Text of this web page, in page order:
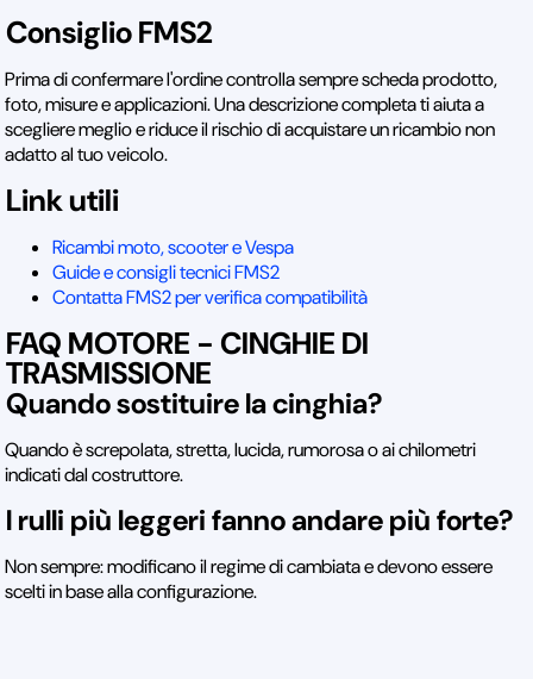
Consiglio FMS2
Prima di confermare l'ordine controlla sempre scheda prodotto,
foto, misure e applicazioni. Una descrizione completa ti aiuta a
scegliere meglio e riduce il rischio di acquistare un ricambio non
adatto al tuo veicolo.
Link utili
Ricambi moto, scooter e Vespa
Guide e consigli tecnici FMS2
Contatta FMS2 per verifica compatibilità
FAQ MOTORE - CINGHIE DI
TRASMISSIONE
Quando sostituire la cinghia?
Quando è screpolata, stretta, lucida, rumorosa o ai chilometri
indicati dal costruttore.
I rulli più leggeri fanno andare più forte?
Non sempre: modificano il regime di cambiata e devono essere
scelti in base alla configurazione.